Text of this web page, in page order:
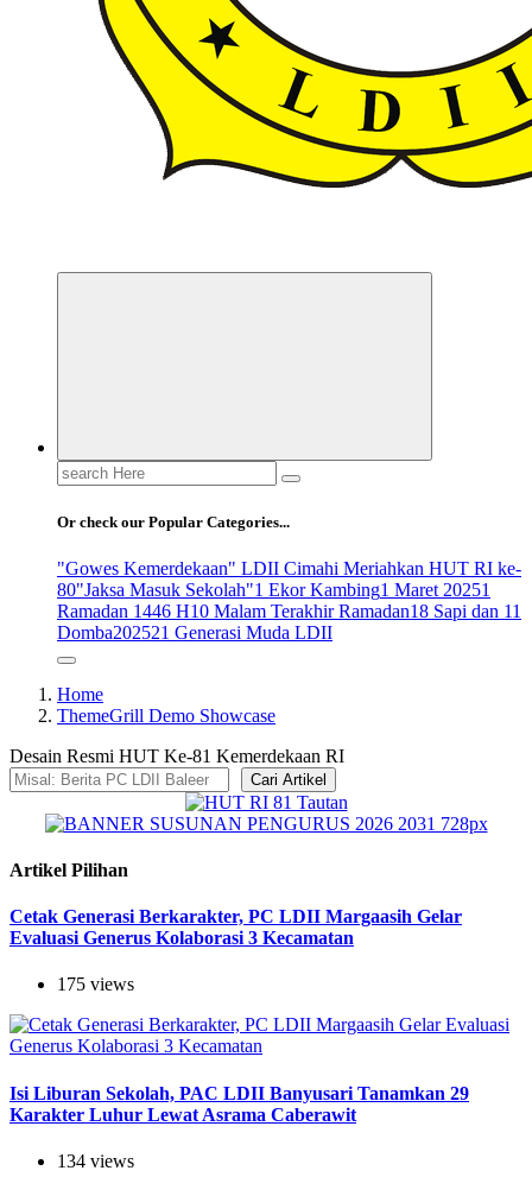
Search
for:
Or check our Popular Categories...
"Gowes Kemerdekaan" LDII Cimahi Meriahkan HUT RI ke-
80"Jaksa Masuk Sekolah"1 Ekor Kambing1 Maret 20251
Ramadan 1446 H10 Malam Terakhir Ramadan18 Sapi dan 11
Domba202521 Generasi Muda LDII
Home
ThemeGrill Demo Showcase
Desain Resmi HUT Ke-81 Kemerdekaan RI
Cari Artikel
Artikel Pilihan
Cetak Generasi Berkarakter, PC LDII Margaasih Gelar
Evaluasi Generus Kolaborasi 3 Kecamatan
175 views
Isi Liburan Sekolah, PAC LDII Banyusari Tanamkan 29
Karakter Luhur Lewat Asrama Caberawit
134 views